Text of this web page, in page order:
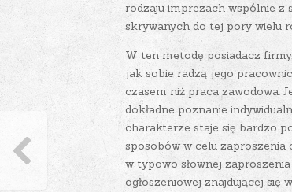
rodzaju imprezach wspólnie z
skrywanych do tej pory wielu
W ten metodę posiadacz
jak sobie radzą jego
czasem niż praca zawodowa.
dokładne poznanie
charakterze staje się bardzo
sposobów w celu
w typowo słownej
ogłoszeniowej znajdującej się